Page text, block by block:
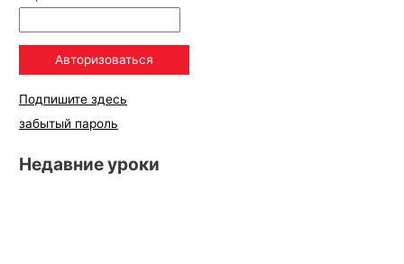
Подпишите здесь
забытый пароль
Недавние уроки